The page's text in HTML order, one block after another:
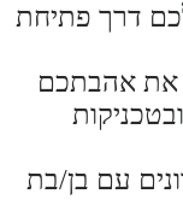
דרך פתיחת
את אהבתכם
עם בן/בת